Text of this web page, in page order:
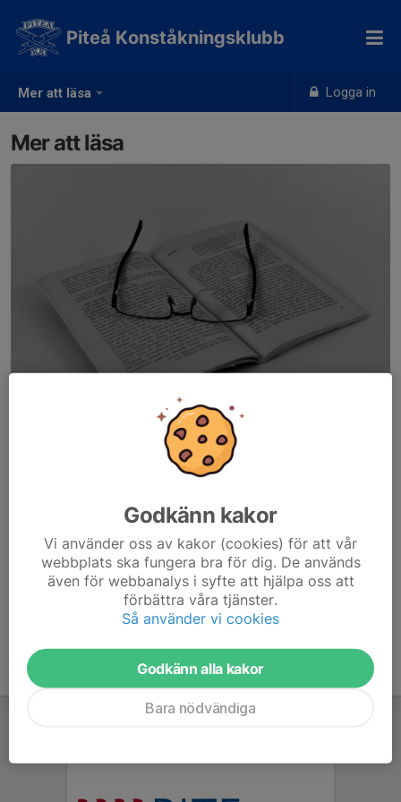
Mer att läsa Logga in
Piteå Konståkningsklubb
Mer att läsa
För du som är intressera av att läsa lite mer om konståkning har
Svenska konståkningsförbundet samlad många boktips och
Artiklar och rapporter
Övrigt:Dokumentärserien, Radioprogrammet , Podcasten,
Populärvetenskapliga tidningen
Träningstips och utbildningsmaterial
Godkänn kakor
Vi använder oss av kakor (cookies) för att vår
webbplats ska fungera bra för dig. De används
även för webbanalys i syfte att hjälpa oss att
förbättra våra tjänster.
Så använder vi cookies
Godkänn alla kakor
Bara nödvändiga